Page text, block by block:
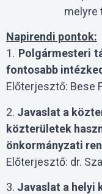
melyre
Napirendi pontok:
1. Polgármesteri
fontosabb
Előterjesztő: Bese
2. Javaslat a
közterületek
önkormányzati
Előterjesztő: dr.
3. Javaslat a helyi